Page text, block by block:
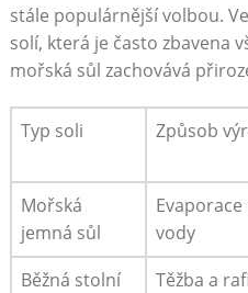
stále populárnější volbou.
solí, která je často zbavena
mořská sůl zachovává
Typ soli Způsob
Mořská
jemná sůl
vody
Běžná stolní
Těžba a